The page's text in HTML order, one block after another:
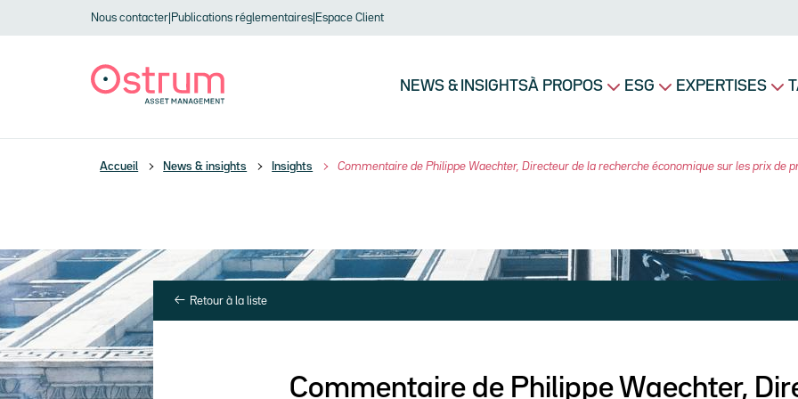
Nous contacter Publications réglementaires Espace Client
Navigation principale
NEWS & INSIGHTSÀ PROPOS ESG EXPERTISES
Accueil News & insights Insights Commentaire de Philippe Waechter, Directeur de la recherche économique sur les prix de
Retour à la liste
Commentaire de Philippe Waechter,